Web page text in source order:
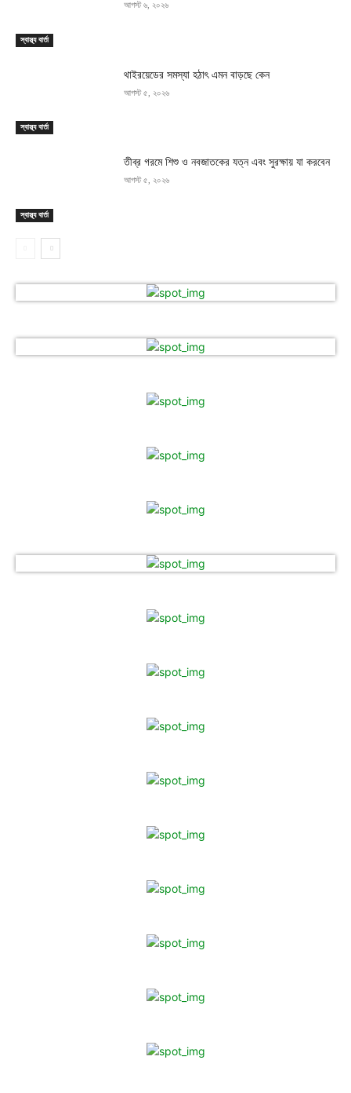
স্বাস্থ্য বার্তা
আগস্ট ৬, ২০২৬
স্বাস্থ্য বার্তা
থাইরয়েডের সমস্যা হঠাৎ এমন বাড়ছে কেন
আগস্ট ৫, ২০২৬
স্বাস্থ্য বার্তা
তীব্র গরমে শিশু ও নবজাতকের যত্ন এবং সুরক্ষায় যা করবেন
আগস্ট ৫, ২০২৬